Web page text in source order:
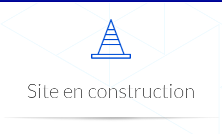
Site en construction